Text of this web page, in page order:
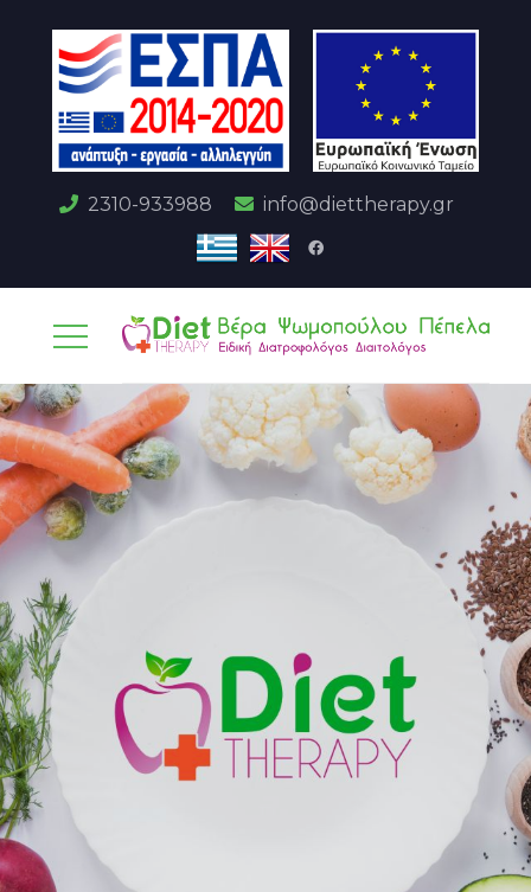
2310-933988 info@diettherapy.gr